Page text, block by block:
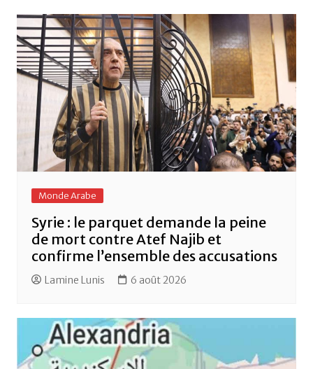
o
k
p
Monde Arabe
Syrie : le parquet demande la peine
de mort contre Atef Najib et
confirme l’ensemble des accusations
Lamine Lunis 6 août 2026